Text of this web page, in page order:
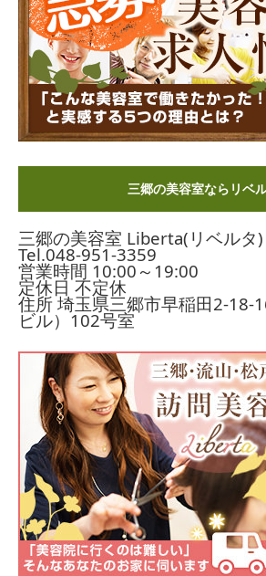
三郷の美容室ならリベ
三郷の美容室 Liberta(リベルタ)
Tel.048-951-3359
営業時間 10:00～19:00
定休日 不定休
住所 埼玉県三郷市早稲田2-18-
ビル）102号室